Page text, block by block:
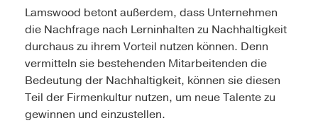
Lamswood betont außerdem, dass Unternehmen
die Nachfrage nach Lerninhalten zu Nachhaltigkeit
durchaus zu ihrem Vorteil nutzen können. Denn
vermitteln sie bestehenden Mitarbeitenden die
Bedeutung der Nachhaltigkeit, können sie diesen
Teil der Firmenkultur nutzen, um neue Talente zu
gewinnen und einzustellen.